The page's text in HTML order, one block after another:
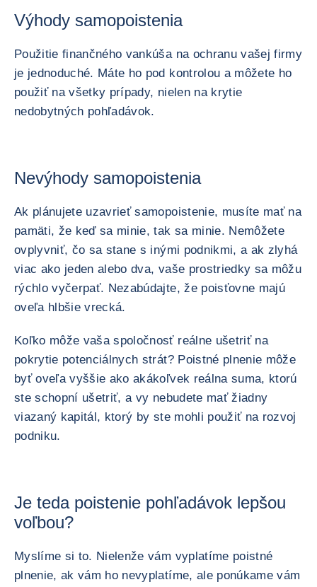
Výhody samopoistenia
Použitie finančného vankúša na ochranu vašej firmy
je jednoduché. Máte ho pod kontrolou a môžete ho
použiť na všetky prípady, nielen na krytie
nedobytných pohľadávok.
Nevýhody samopoistenia
Ak plánujete uzavrieť samopoistenie, musíte mať na
pamäti, že keď sa minie, tak sa minie. Nemôžete
ovplyvniť, čo sa stane s inými podnikmi, a ak zlyhá
viac ako jeden alebo dva, vaše prostriedky sa môžu
rýchlo vyčerpať. Nezabúdajte, že poisťovne majú
oveľa hlbšie vrecká.
Koľko môže vaša spoločnosť reálne ušetriť na
pokrytie potenciálnych strát? Poistné plnenie môže
byť oveľa vyššie ako akákoľvek reálna suma, ktorú
ste schopní ušetriť, a vy nebudete mať žiadny
viazaný kapitál, ktorý by ste mohli použiť na rozvoj
podniku.
Je teda poistenie pohľadávok lepšou
voľbou?
Myslíme si to. Nielenže vám vyplatíme poistné
plnenie, ak vám ho nevyplatíme, ale ponúkame vám